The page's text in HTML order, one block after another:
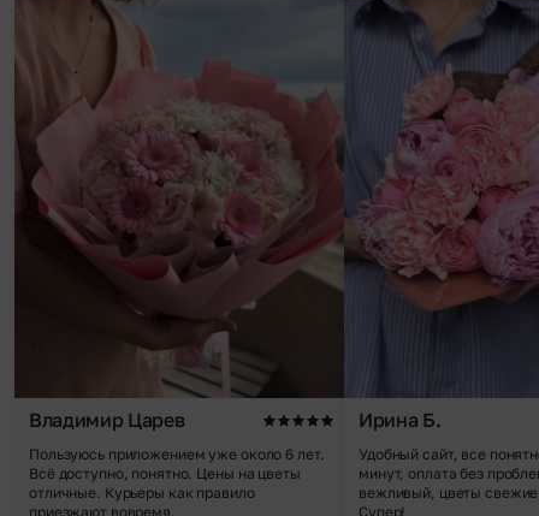
Владимир Царев
Пользуюсь приложением уже около 6 лет.
Всё доступно, понятно. Цены на цветы
отличные. Курьеры как правило
приезжают вовремя.
Ирина Б.
Удобный сайт, все
минут, оплата без
вежливый, цветы
Супер!